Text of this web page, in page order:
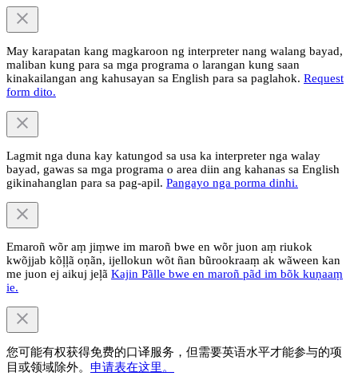
May karapatan kang magkaroon ng interpreter nang walang bayad,
maliban kung para sa mga programa o larangan kung saan
kinakailangan ang kahusayan sa English para sa paglahok. Request
form dito.
Lagmit nga duna kay katungod sa usa ka interpreter nga walay
bayad, gawas sa mga programa o area diin ang kahanas sa English
gikinahanglan para sa pag-apil. Pangayo nga porma dinhi.
Emaroñ wõr aṃ jiṃwe im maroñ bwe en wõr juon aṃ riukok
kwõjjab kõļļã oṇãn, ijellokun wõt ñan bũrookraaṃ ak wãween kan
me juon ej aikuj jeļã Kajin Pãlle bwe en maroñ pãd im bõk kuṇaaṃ
ie.
您可能有权获得免费的口译服务，但需要英语水平才能参与的项
目或领域除外。 申请表在这里。